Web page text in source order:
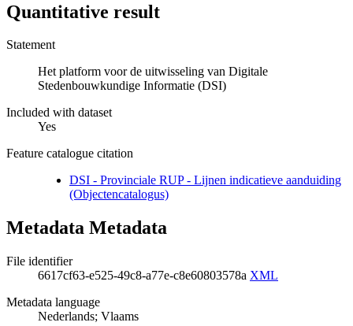
Quantitative result
Statement
Het platform voor de uitwisseling van Digitale
Stedenbouwkundige Informatie (DSI)
Included with dataset
Yes
Feature catalogue citation
DSI - Provinciale RUP - Lijnen indicatieve aanduiding
(Objectencatalogus)
Metadata Metadata
File identifier
6617cf63-e525-49c8-a77e-c8e60803578a XML
Metadata language
Nederlands; Vlaams